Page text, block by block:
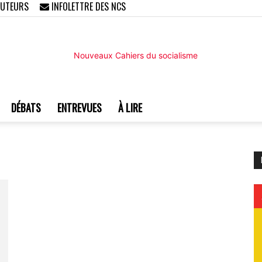
INFOLETTRE DES NCS
DÉBATS ENTREVUES À LIRE